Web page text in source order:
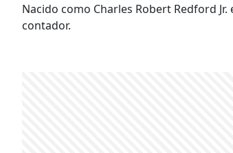
Nacido como Charles Robert Redford
contador.